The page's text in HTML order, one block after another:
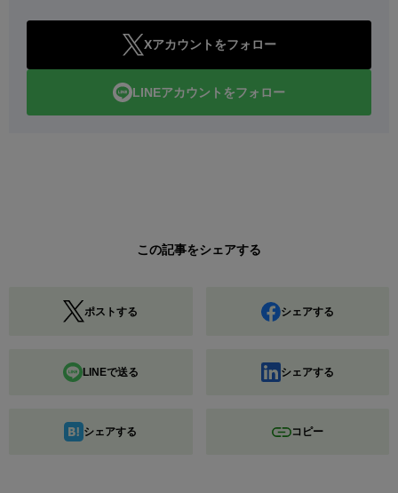
Xアカウントをフォロー
LINEアカウントをフォロー
この記事をシェアする
ポストする シェアする
LINEで送る シェアする
シェアする コピー